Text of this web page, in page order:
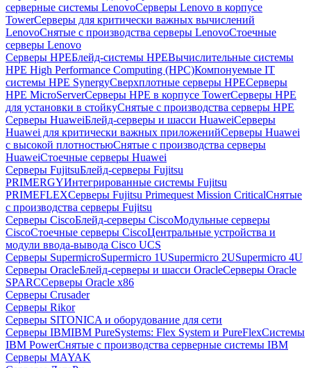
серверные системы LenovoСерверы Lenovo в корпусе
TowerСерверы для критически важных вычислений
LenovoСнятые с производства серверы LenovoСтоечные
серверы Lenovo
Серверы HPEБлейд-системы HPEВычислительные системы
HPE High Performance Computing (HPC)Компонуемые IT
системы HPE SynergyСверхплотные серверы HPEСерверы
HPE MicroServerСерверы HPE в корпусе TowerСерверы HPE
для установки в стойкуСнятые с производства серверы HPE
Серверы HuaweiБлейд-серверы и шасси HuaweiСерверы
Huawei для критически важных приложенийСерверы Huawei
с высокой плотностьюСнятые с производства серверы
HuaweiСтоечные серверы Huawei
Серверы FujitsuБлейд-серверы Fujitsu
PRIMERGYИнтегрированные системы Fujitsu
PRIMEFLEXСерверы Fujitsu Primequest Mission CriticalСнятые
с производства серверы Fujitsu
Серверы CiscoБлейд-серверы CiscoМодульные серверы
CiscoСтоечные серверы CiscoЦентральные устройства и
модули ввода-вывода Cisco UCS
Серверы SupermicroSupermicro 1USupermicro 2USupermicro 4U
Серверы OracleБлейд-серверы и шасси OracleСерверы Oracle
SPARCСерверы Oracle x86
Серверы Crusader
Серверы Rikor
Серверы SITONICA и оборудование для сети
Серверы IBMIBM PureSystems: Flex System и PureFlexСистемы
IBM PowerСнятые с производства серверные системы IBM
Серверы MAYAK